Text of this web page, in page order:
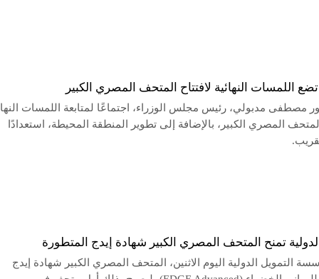
اللمسات النهائية لافتتاح المتحف المصري الكبير
مصطفى مدبولي، رئيس مجلس الوزراء، اجتماعًا لمتابعة اللمسات
المصري الكبير، بالإضافة إلى تطوير المنطقة المحيطة، استعدادًا
تمنح المتحف المصري الكبير شهادة إيدج المتطورة
التمويل الدولية اليوم الاثنين، المتحف المصري الكبير شهادة إيدج